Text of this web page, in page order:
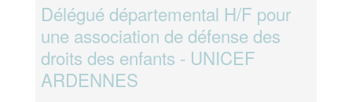
Délégué départemental H/F pour
une association de défense des
droits des enfants - UNICEF
ARDENNES